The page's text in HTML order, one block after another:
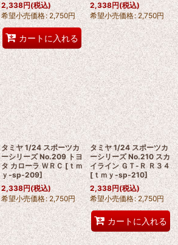
2,338円(税込)
希望小売価格: 2,750円
カートに入れる
2,338円(税込)
希望小売価格: 2,750円
タミヤ 1/24 スポーツカ
ーシリーズ No.209 トヨ
タ カローラ ＷＲＣ [ｔｍ
ｙ-sp-209]
2,338円(税込)
希望小売価格: 2,750円
タミヤ 1/24 スポーツカ
ーシリーズ No.210 スカ
イライン ＧＴ-Ｒ Ｒ３４
[ｔｍｙ-sp-210]
2,338円(税込)
希望小売価格: 2,750円
カートに入れる